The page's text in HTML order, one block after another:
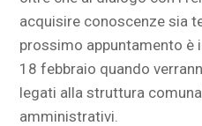
acquisire conoscenze sia
prossimo appuntamento è
18 febbraio quando
legati alla struttura
amministrativi.